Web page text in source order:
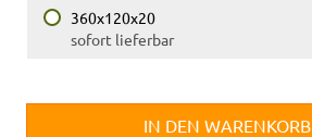
360x120x20
sofort lieferbar
IN DEN WARENKORB